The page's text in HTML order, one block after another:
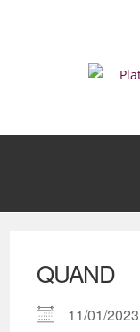
QUAND
11/01/